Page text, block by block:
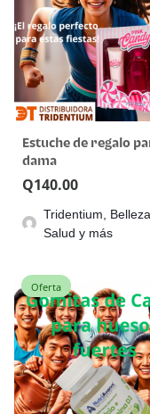
Estuche de regalo
dama
Q140.00
Tridentium, Belleza,
Salud y más
Oferta